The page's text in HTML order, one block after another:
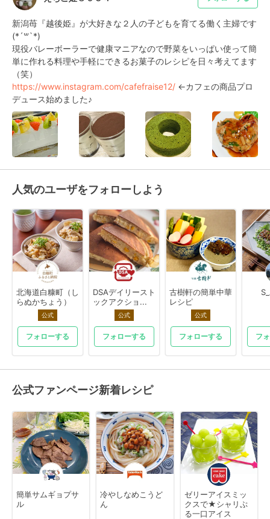
新潟苺『越後姫』が大好きな２人の子どもを育てる働く主婦です
(*´꒳`*)
現役バレーボーラーで健康マニアなので野菜をいっぱい使って簡
単に作れる料理や手軽にできるお菓子のレシピを日々考えてます
https://www.instagram.com/cafefraise12/ ←カフェの商品プロ
デュース始めました♪
人気のユーザをフォローしよう
北海道白糠町（し
らぬかちょう）
公式
フォローする
DSAデイリースト
ックアクショ...
公式
フォローする
古樹軒の簡単中華
レシピ
公式
フォローする フ
公式ファンページ新着レシピ
簡単サムギョプサ
ル
冷やしなめこうど
ん
ゼリーアイスミッ
クスで★シャリぷ
る一口アイス